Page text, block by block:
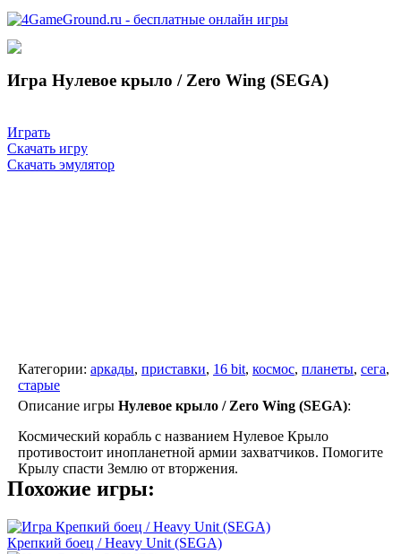
Игра Нулевое крыло / Zero Wing (SEGA)
Играть
Скачать игру
Скачать эмулятор
Категории: аркады, приставки, 16 bit, космос, планеты, сега,
старые
Описание игры Нулевое крыло / Zero Wing (SEGA):
Космический корабль с названием Нулевое Крыло
противостоит инопланетной армии захватчиков. Помогите
Крылу спасти Землю от вторжения.
Похожие игры:
Крепкий боец / Heavy Unit (SEGA)